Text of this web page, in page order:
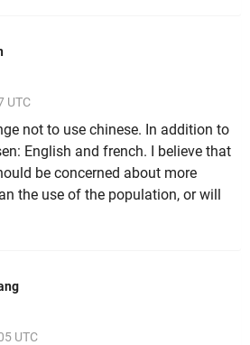
UTC
not to use chinese. In addition to
English and french. I believe that
be concerned about more
the use of the population, or will
UTC